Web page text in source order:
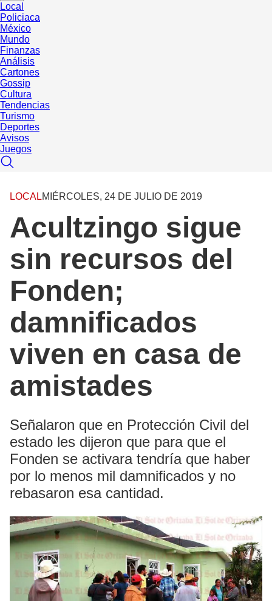
Local
Policiaca
México
Mundo
Finanzas
Análisis
Cartones
Gossip
Cultura
Tendencias
Turismo
Deportes
Avisos
Juegos
LOCALMIÉRCOLES, 24 DE JULIO DE 2019
Acultzingo sigue
sin recursos del
Fonden;
damnificados
viven en casa de
amistades
Señalaron que en Protección Civil del
estado les dijeron que para que el
Fonden se activara tendría que haber
por lo menos mil damnificados y no
rebasaron esa cantidad.